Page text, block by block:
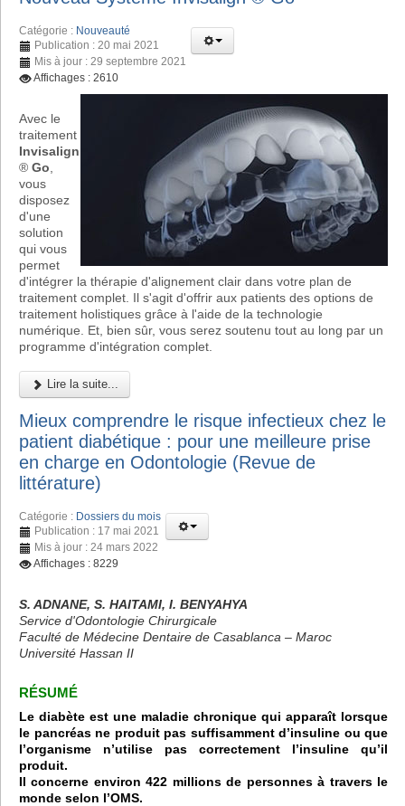
Catégorie : Nouveauté
Publication : 20 mai 2021
Mis à jour : 29 septembre 2021
Affichages : 2610
Avec le
traitement
Invisalign
® Go
vous
disposez
d'une
solution
qui vous
permet
d'intégrer la thérapie d'alignement clair dans votre plan de
traitement complet. Il s'agit d'offrir aux patients des options de
traitement holistiques grâce à l'aide de la technologie
numérique. Et, bien sûr, vous serez soutenu tout au long par un
programme d'intégration complet.
Lire la suite...
Mieux comprendre le risque infectieux chez le
patient diabétique : pour une meilleure prise
en charge en Odontologie (Revue de
littérature)
Catégorie : Dossiers du mois
Publication : 17 mai 2021
Mis à jour : 24 mars 2022
Affichages : 8229
S. ADNANE, S. HAITAMI, I. BENYAHYA
Service d'Odontologie Chirurgicale
Faculté de Médecine Dentaire de Casablanca – Maroc
Université Hassan II
RÉSUMÉ
Le diabète est une maladie chronique qui apparaît lorsque
le pancréas ne produit pas suffisamment d’insuline ou que
l’organisme n’utilise pas correctement l’insuline qu’il
produit.
Il concerne environ 422 millions de personnes à travers le
monde selon l’OMS.